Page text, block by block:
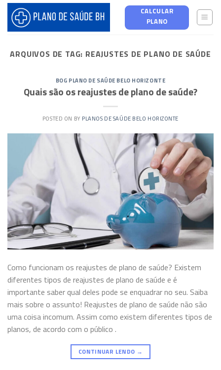
Skip
content
CALCULAR
PLANO
ARQUIVOS DE TAG: REAJUSTES DE PLANO DE SAÚDE
BOG PLANO DE SAÚDE BELO HORIZONTE
Quais são os reajustes de plano de saúde?
POSTED ON BY PLANOS DE SAÚDE BELO HORIZONTE
Como funcionam os reajustes de plano de saúde? Existem
diferentes tipos de reajustes de plano de saúde e é
importante saber qual deles pode se enquadrar no seu. Saiba
mais sobre o assunto! Reajustes de plano de saúde não são
uma coisa incomum. Assim como existem diferentes tipos de
planos, de acordo com o público .
CONTINUAR LENDO →